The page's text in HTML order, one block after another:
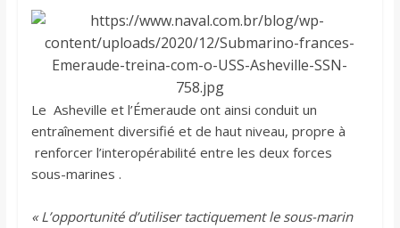
Le Asheville et l’Émeraude ont ainsi conduit un
entraînement diversifié et de haut niveau, propre à
renforcer l’interopérabilité entre les deux forces
sous-marines .
« L’opportunité d’utiliser tactiquement le sous-marin